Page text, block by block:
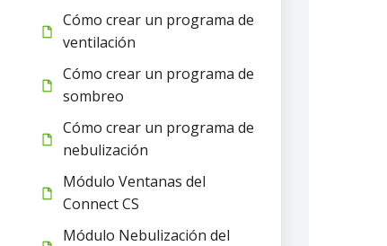
Cómo crear un programa de
ventilación
Cómo crear un programa de
sombreo
Cómo crear un programa de
nebulización
Módulo Ventanas del
Connect CS
Módulo Nebulización del